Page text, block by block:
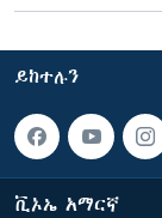
ይከተሉን
ቪኦኤ አማርኛ